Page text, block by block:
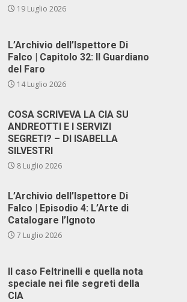
19 Luglio 2026
L’Archivio dell’Ispettore Di
Falco | Capitolo 32: Il Guardiano
del Faro
14 Luglio 2026
COSA SCRIVEVA LA CIA SU
ANDREOTTI E I SERVIZI
SEGRETI? – DI ISABELLA
SILVESTRI
8 Luglio 2026
L’Archivio dell’Ispettore Di
Falco | Episodio 4: L’Arte di
Catalogare l’Ignoto
7 Luglio 2026
Il caso Feltrinelli e quella nota
speciale nei file segreti della
CIA